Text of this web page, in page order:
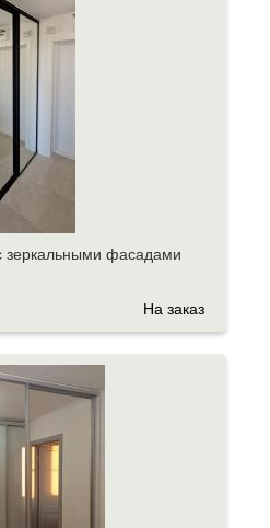
фасадами
На заказ